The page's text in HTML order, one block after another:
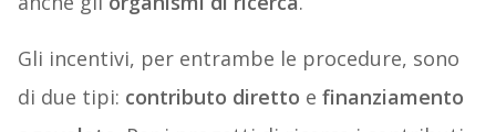
Gli incentivi, per entrambe le procedure, sono
di due tipi: contributo diretto e finanziamento